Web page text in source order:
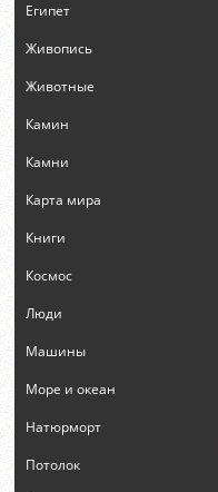
Египет
Живопись
Животные
Камин
Камни
Карта мира
Книги
Космос
Люди
Машины
Море и океан
Натюрморт
Потолок